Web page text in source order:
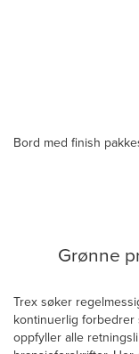
Bord med finish
Grønne
Trex søker
kontinuerlig forbedrer
oppfyller alle